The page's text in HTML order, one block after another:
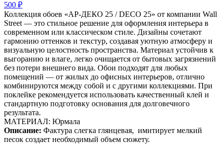
500 ₽
Коллекция обоев «АР-ДЕКО 25 / DECO 25» от компании Wall
Street — это стильное решение для оформления интерьера в
современном или классическом стиле. Дизайны сочетают
гармонию оттенков и текстур, создавая уютную атмосферу и
визуальную целостность пространства. Материал устойчив к
выгоранию и влаге, легко очищается от бытовых загрязнений
без потери внешнего вида. Обои подходят для любых
помещений — от жилых до офисных интерьеров, отлично
комбинируются между собой и с другими коллекциями. При
поклейке рекомендуется использовать качественный клей и
стандартную подготовку основания для долговечного
результата.
МАТЕРИАЛ: Юрмала
Описание: Фактура слегка глянцевая, имитирует мелкий
песок создает необходимый объем сюжету.